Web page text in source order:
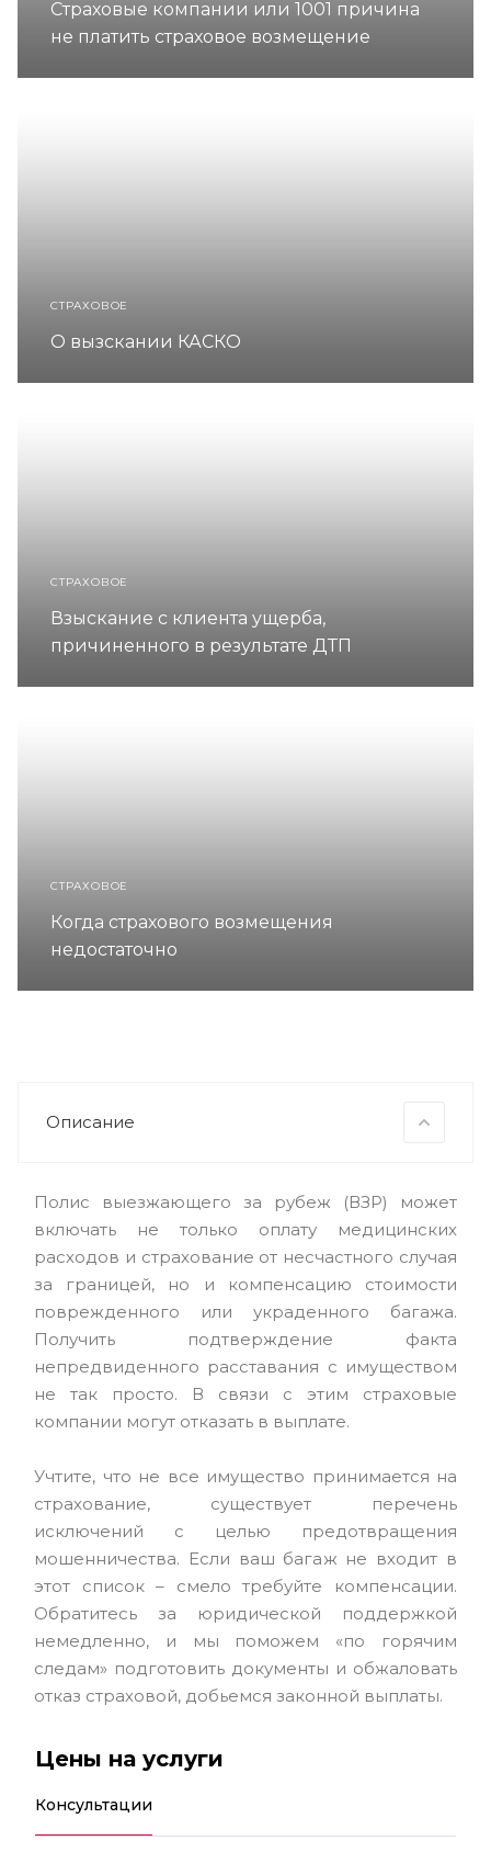
Страховые компании или 1001 причина
не платить страховое возмещение
СТРАХОВОЕ
О вызскании КАСКО
СТРАХОВОЕ
Взыскание с клиента ущерба,
причиненного в результате ДТП
СТРАХОВОЕ
Когда страхового возмещения
недостаточно
Описание
Полис выезжающего за рубеж (ВЗР) может
включать не только оплату медицинских
расходов и страхование от несчастного случая
за границей, но и компенсацию стоимости
поврежденного или украденного багажа.
Получить подтверждение факта
непредвиденного расставания с имуществом
не так просто. В связи с этим страховые
компании могут отказать в выплате.
Учтите, что не все имущество принимается на
страхование, существует перечень
исключений с целью предотвращения
мошенничества. Если ваш багаж не входит в
этот список – смело требуйте компенсации.
Обратитесь за юридической поддержкой
немедленно, и мы поможем «по горячим
следам» подготовить документы и обжаловать
отказ страховой, добьемся законной выплаты.
Цены на услуги
Консультации